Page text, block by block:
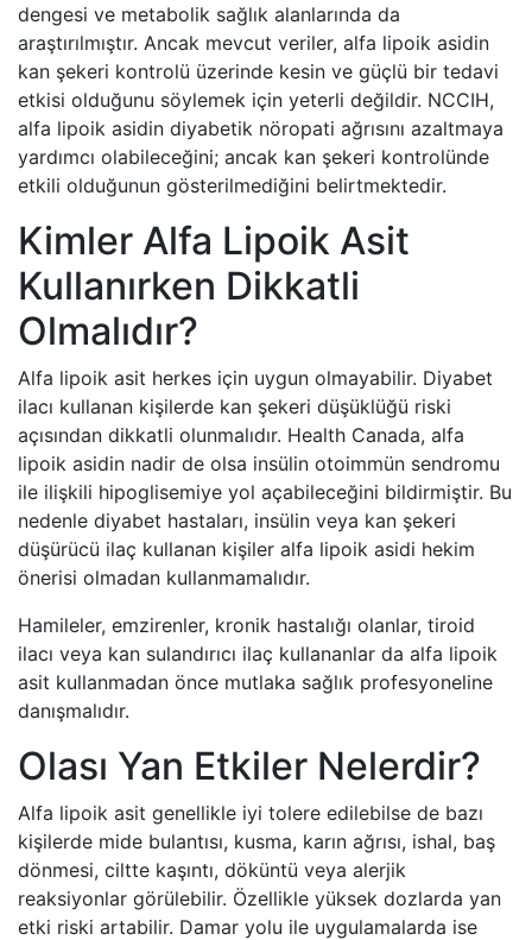
dengesi ve metabolik sağlık alanlarında da
araştırılmıştır. Ancak mevcut veriler, alfa lipoik asidin
kan şekeri kontrolü üzerinde kesin ve güçlü bir tedavi
etkisi olduğunu söylemek için yeterli değildir. NCCIH,
alfa lipoik asidin diyabetik nöropati ağrısını azaltmaya
yardımcı olabileceğini; ancak kan şekeri kontrolünde
etkili olduğunun gösterilmediğini belirtmektedir.
Kimler Alfa Lipoik Asit
Kullanırken Dikkatli
Olmalıdır?
Alfa lipoik asit herkes için uygun olmayabilir. Diyabet
ilacı kullanan kişilerde kan şekeri düşüklüğü riski
açısından dikkatli olunmalıdır. Health Canada, alfa
lipoik asidin nadir de olsa insülin otoimmün sendromu
ile ilişkili hipoglisemiye yol açabileceğini bildirmiştir. Bu
nedenle diyabet hastaları, insülin veya kan şekeri
düşürücü ilaç kullanan kişiler alfa lipoik asidi hekim
önerisi olmadan kullanmamalıdır.
Hamileler, emzirenler, kronik hastalığı olanlar, tiroid
ilacı veya kan sulandırıcı ilaç kullananlar da alfa lipoik
asit kullanmadan önce mutlaka sağlık profesyoneline
danışmalıdır.
Olası Yan Etkiler Nelerdir?
Alfa lipoik asit genellikle iyi tolere edilebilse de bazı
kişilerde mide bulantısı, kusma, karın ağrısı, ishal, baş
dönmesi, ciltte kaşıntı, döküntü veya alerjik
reaksiyonlar görülebilir. Özellikle yüksek dozlarda yan
etki riski artabilir. Damar yolu ile uygulamalarda ise